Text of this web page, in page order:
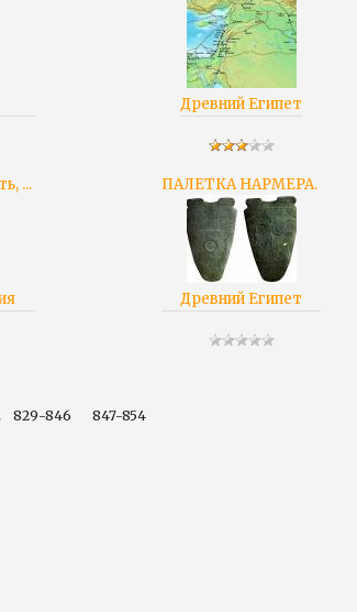
Древний Египет
... ПАЛЕТКА НАРМЕРА.
Древний Египет
829-846 847-854